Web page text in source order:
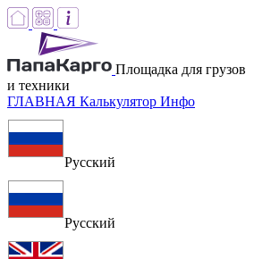
Площадка для грузов
и техники
ГЛАВНАЯ Калькулятор Инфо
Русский
Русский